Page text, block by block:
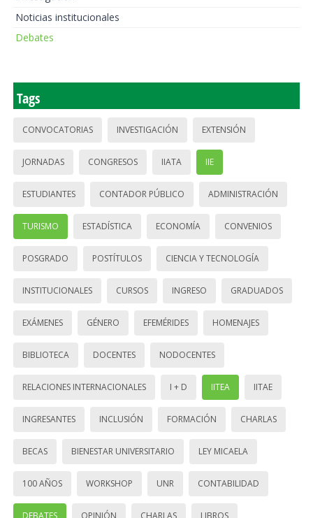
Noticias institucionales
Debates
Tags
CONVOCATORIAS INVESTIGACIÓN EXTENSIÓN
JORNADAS CONGRESOS IIATA IIE
ESTUDIANTES CONTADOR PÚBLICO ADMINISTRACIÓN
TURISMO ESTADÍSTICA ECONOMÍA CONVENIOS
POSGRADO POSTÍTULOS CIENCIA Y TECNOLOGÍA
INSTITUCIONALES CURSOS INGRESO GRADUADOS
EXÁMENES GÉNERO EFEMÉRIDES HOMENAJES
BIBLIOTECA DOCENTES NODOCENTES
RELACIONES INTERNACIONALES I + D IITEA IITAE
INGRESANTES INCLUSIÓN FORMACIÓN CHARLAS
BECAS BIENESTAR UNIVERSITARIO LEY MICAELA
100 AÑOS WORKSHOP UNR CONTABILIDAD